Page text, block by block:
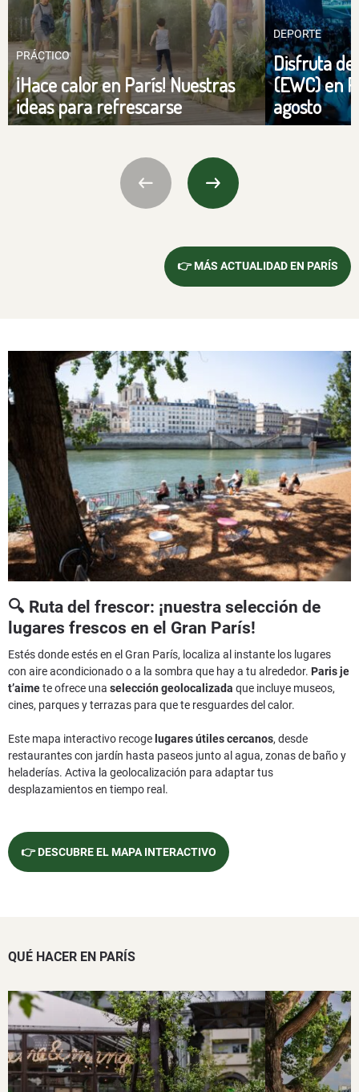
PRÁCTICO
¡Hace calor en París! Nuestras
ideas para refrescarse
DEPORTE
Disfruta de
(EWC) en
agosto
👉 MÁS ACTUALIDAD EN PARÍS
🔍 Ruta del frescor: ¡nuestra selección de
lugares frescos en el Gran París!
Estés donde estés en el Gran París, localiza al instante los lugares
con aire acondicionado o a la sombra que hay a tu alrededor. Paris je
t’aimete ofrece una selección geolocalizada que incluye museos,
cines, parques y terrazas para que te resguardes del calor.
Este mapa interactivo recoge lugares útiles cercanos, desde
restaurantes con jardín hasta paseos junto al agua, zonas de baño y
heladerías. Activa la geolocalización para adaptar tus
desplazamientos en tiempo real.
👉 DESCUBRE EL MAPA INTERACTIVO
QUÉ HACER EN PARÍS